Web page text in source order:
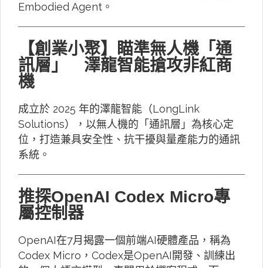
Embodied Agent。
【創業小聚】瞄準無人機「通
訊層」 澤龍智能搶攻非紅商
機
成立於 2025 年的澤龍智能（LongLink
Solutions），以無人機的「通訊層」為核心定
位，打造兼具安全性、抗干擾與量產能力的通訊
系統。
推探OpenAI Codex Micro專
屬控制器
OpenAI在7月揭露一個前端AI硬體產品，稱為
Codex Micro，Codex是OpenAI開發、訓練出